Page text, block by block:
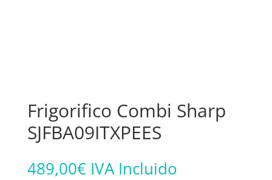
Frigorifico Combi Sharp
SJFBA09ITXPEES
489,00€ IVA Incluido